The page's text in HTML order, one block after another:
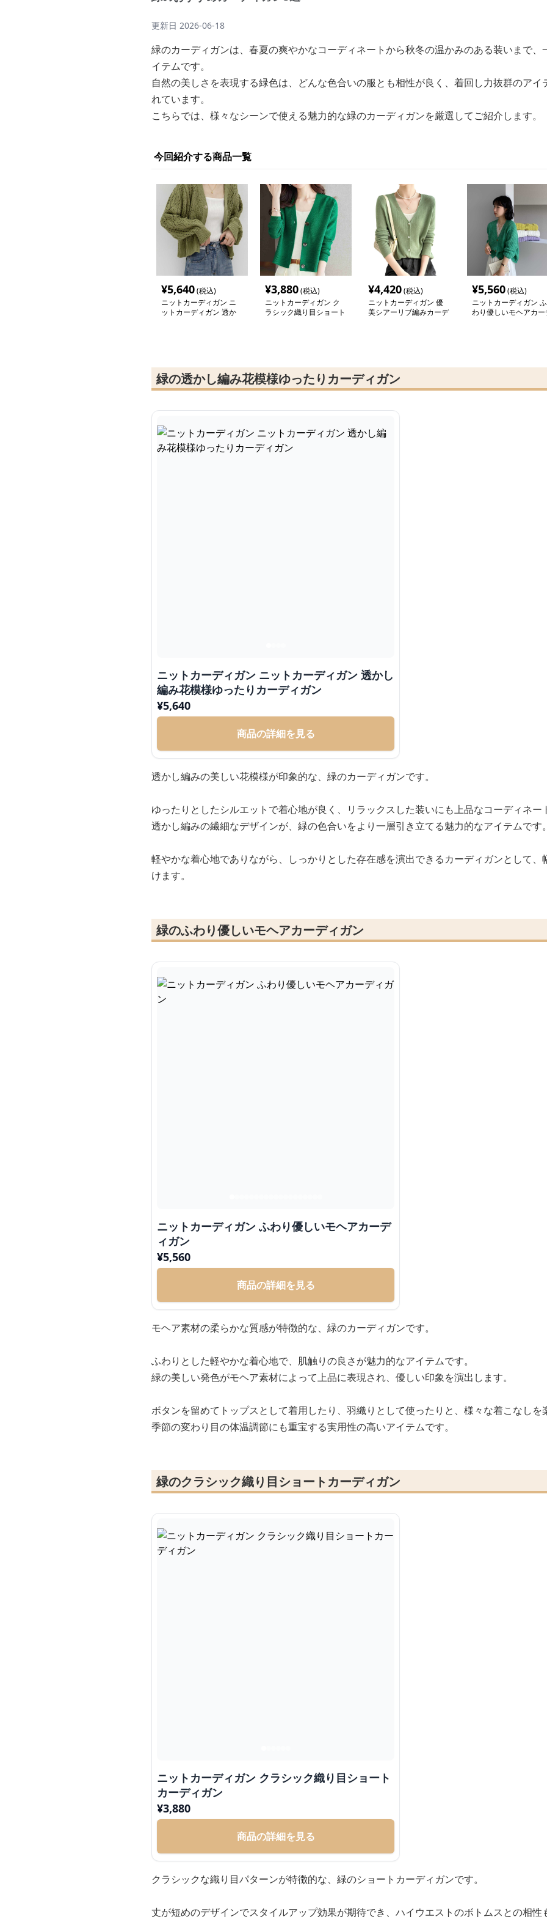
更新日 2026-06-18
緑のカーディガンは、春夏の爽やかなコーディネートから秋冬の温かみのある装いまで、
イテムです。
自然の美しさを表現する緑色は、どんな色合いの服とも相性が良く、着回し力抜群のアイ
れています。
こちらでは、様々なシーンで使える魅力的な緑のカーディガンを厳選してご紹介します。
今回紹介する商品一覧
¥5,640(税込)
ニットカーディガン ニ
ットカーディガン 透か
¥3,880(税込)
ニットカーディガン ク
ラシック織り目ショート
¥4,420(税込)
ニットカーディガン 優
美シアーリブ編みカーデ
¥5,560(税込)
ニットカーディガン ふ
わり優しいモヘアカー
緑の透かし編み花模様ゆったりカーディガン
ニットカーディガン ニットカーディガン 透かし
編み花模様ゆったりカーディガン
¥5,640
商品の詳細を見る
透かし編みの美しい花模様が印象的な、緑のカーディガンです。
ゆったりとしたシルエットで着心地が良く、リラックスした装いにも上品なコーディネー
透かし編みの繊細なデザインが、緑の色合いをより一層引き立てる魅力的なアイテムです。
軽やかな着心地でありながら、しっかりとした存在感を演出できるカーディガンとして
けます。
緑のふわり優しいモヘアカーディガン
ニットカーディガン ふわり優しいモヘアカーデ
ィガン
¥5,560
商品の詳細を見る
モヘア素材の柔らかな質感が特徴的な、緑のカーディガンです。
ふわりとした軽やかな着心地で、肌触りの良さが魅力的なアイテムです。
緑の美しい発色がモヘア素材によって上品に表現され、優しい印象を演出します。
ボタンを留めてトップスとして着用したり、羽織りとして使ったりと、様々な着こなしを
季節の変わり目の体温調節にも重宝する実用性の高いアイテムです。
緑のクラシック織り目ショートカーディガン
ニットカーディガン クラシック織り目ショート
カーディガン
¥3,880
商品の詳細を見る
クラシックな織り目パターンが特徴的な、緑のショートカーディガンです。
丈が短めのデザインでスタイルアップ効果が期待でき、ハイウエストのボトムスとの相性